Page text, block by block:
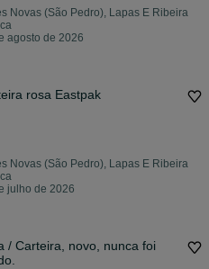
Novas (São Pedro), Lapas E Ribeira
agosto de 2026
rosa Eastpak
Novas (São Pedro), Lapas E Ribeira
julho de 2026
/ Carteira, novo, nunca foi